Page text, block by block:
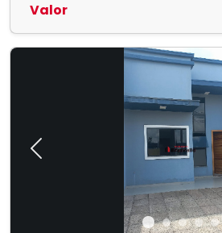
Valor
Previous